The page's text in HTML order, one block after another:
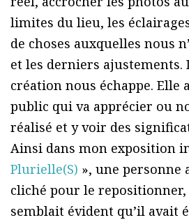
limites du lieu, les
de choses auxquelles nous
et les derniers ajustements.
création nous échappe. Elle
public qui va apprécier ou
réalisé et y voir des
Ainsi dans mon exposition
Plurielle(S) », une personne
cliché pour le
semblait évident qu’il avait